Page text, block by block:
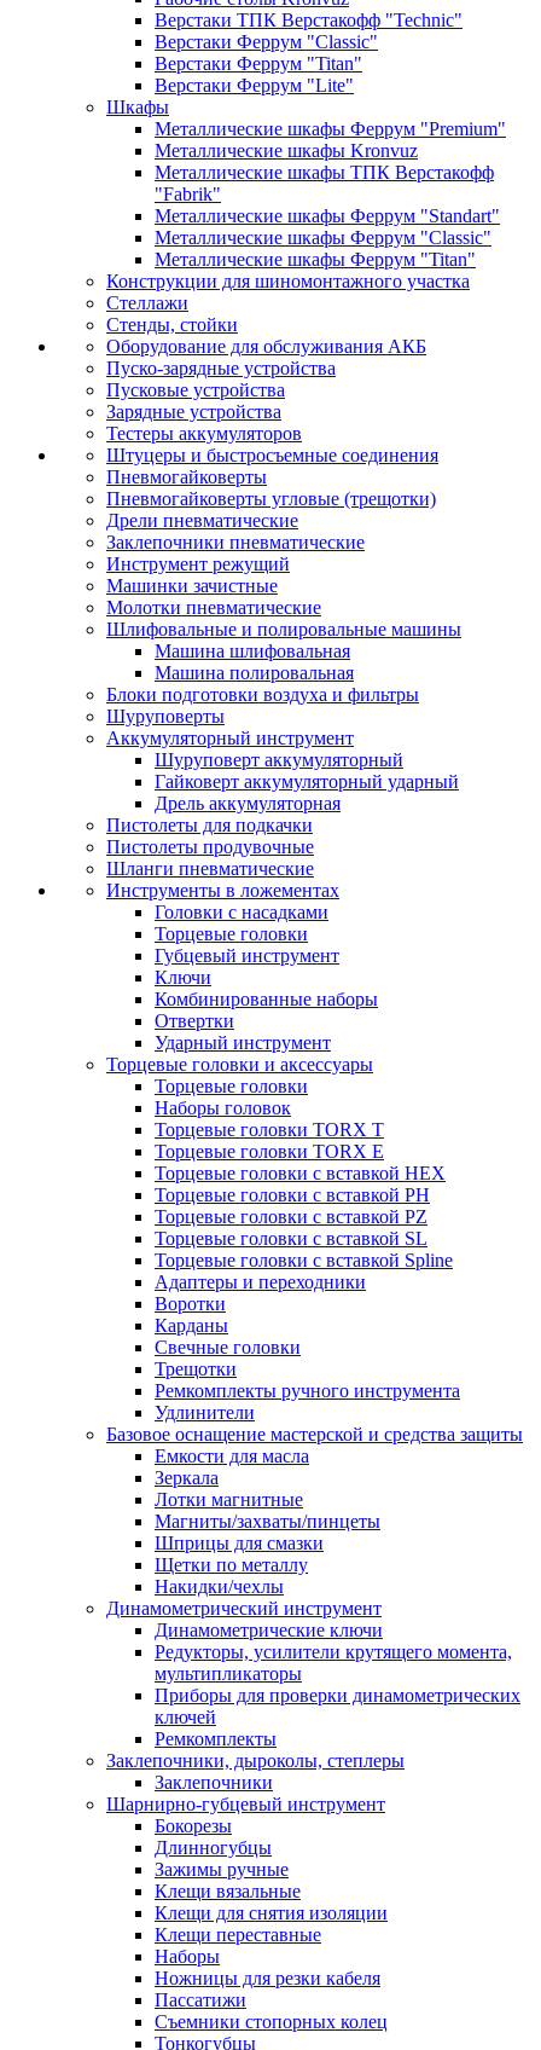
Верстаки ТПК Верстакофф "Technic"
Верстаки Феррум "Classic"
Верстаки Феррум "Titan"
Верстаки Феррум "Lite"
Шкафы
Металлические шкафы Феррум "Premium"
Металлические шкафы Kronvuz
Металлические шкафы ТПК Верстакофф
"Fabrik"
Металлические шкафы Феррум "Standart"
Металлические шкафы Феррум "Classic"
Металлические шкафы Феррум "Titan"
Конструкции для шиномонтажного участка
Стеллажи
Стенды, стойки
Оборудование для обслуживания АКБ
Пуско-зарядные устройства
Пусковые устройства
Зарядные устройства
Тестеры аккумуляторов
Штуцеры и быстросъемные соединения
Пневмогайковерты
Пневмогайковерты угловые (трещотки)
Дрели пневматические
Заклепочники пневматические
Инструмент режущий
Машинки зачистные
Молотки пневматические
Шлифовальные и полировальные машины
Машина шлифовальная
Машина полировальная
Блоки подготовки воздуха и фильтры
Шуруповерты
Аккумуляторный инструмент
Шуруповерт аккумуляторный
Гайковерт аккумуляторный ударный
Дрель аккумуляторная
Пистолеты для подкачки
Пистолеты продувочные
Шланги пневматические
Инструменты в ложементах
Головки с насадками
Торцевые головки
Губцевый инструмент
Ключи
Комбинированные наборы
Отвертки
Ударный инструмент
Торцевые головки и аксессуары
Торцевые головки
Наборы головок
Торцевые головки TORX T
Торцевые головки TORX Е
Торцевые головки с вставкой HEX
Торцевые головки с вставкой PH
Торцевые головки с вставкой PZ
Торцевые головки с вставкой SL
Торцевые головки с вставкой Spline
Адаптеры и переходники
Воротки
Карданы
Свечные головки
Трещотки
Ремкомплекты ручного инструмента
Удлинители
Базовое оснащение мастерской и средства защиты
Емкости для масла
Зеркала
Лотки магнитные
Магниты/захваты/пинцеты
Шприцы для смазки
Щетки по металлу
Накидки/чехлы
Динамометрический инструмент
Динамометрические ключи
Редукторы, усилители крутящего момента,
мультипликаторы
Приборы для проверки динамометрических
ключей
Ремкомплекты
Заклепочники, дыроколы, степлеры
Заклепочники
Шарнирно-губцевый инструмент
Бокорезы
Длинногубцы
Зажимы ручные
Клещи вязальные
Клещи для снятия изоляции
Клещи переставные
Наборы
Ножницы для резки кабеля
Пассатижи
Съемники стопорных колец
Тонкогубцы